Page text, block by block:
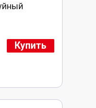
Купить